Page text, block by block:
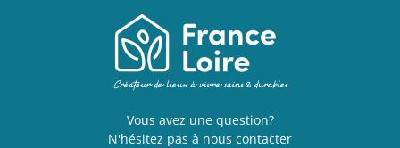
Vous avez une question?
N'hésitez pas à nous contacter